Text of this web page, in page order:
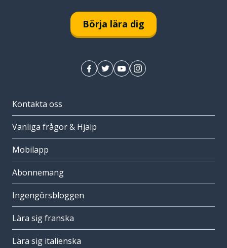
Börja lära dig
Kontakta oss
Vanliga frågor & Hjälp
Mobilapp
Abonnemang
Ingengörsbloggen
Lära sig franska
Lära sig italienska